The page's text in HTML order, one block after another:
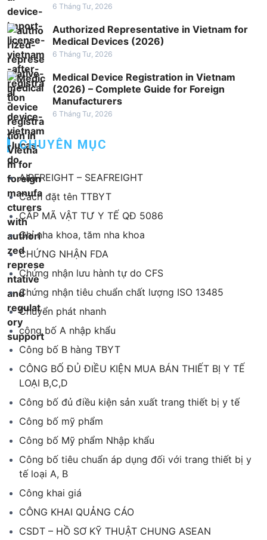
6 Tháng Tư, 2026
Authorized Representative in Vietnam for
Medical Devices (2026)
6 Tháng Tư, 2026
Medical Device Registration in Vietnam
(2026) – Complete Guide for Foreign
Manufacturers
6 Tháng Tư, 2026
CHUYÊN MỤC
AIRFREIGHT – SEAFREIGHT
Cách đặt tên TTBYT
CẤP MÃ VẬT TƯ Y TẾ QĐ 5086
Chỉ nha khoa, tăm nha khoa
CHỨNG NHẬN FDA
Chứng nhận lưu hành tự do CFS
Chứng nhận tiêu chuẩn chất lượng ISO 13485
Chuyển phát nhanh
công bố A nhập khẩu
Công bố B hàng TBYT
CÔNG BỐ ĐỦ ĐIỀU KIỆN MUA BÁN THIẾT BỊ Y TẾ
LOẠI B,C,D
Công bố đủ điều kiện sản xuất trang thiết bị y tế
Công bố mỹ phẩm
Công bố Mỹ phẩm Nhập khẩu
Công bố tiêu chuẩn áp dụng đối với trang thiết bị y
tế loại A, B
Công khai giá
CÔNG KHAI QUẢNG CÁO
CSDT – HỒ SƠ KỸ THUẬT CHUNG ASEAN